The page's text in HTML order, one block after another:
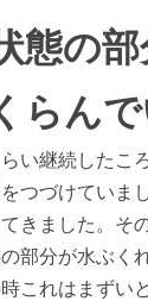
態の
らん
い継続したこ
つづけていま
きました。そ
部分が水ぶく
これはまずい